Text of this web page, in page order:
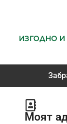
ИЗГОДНО
Моят